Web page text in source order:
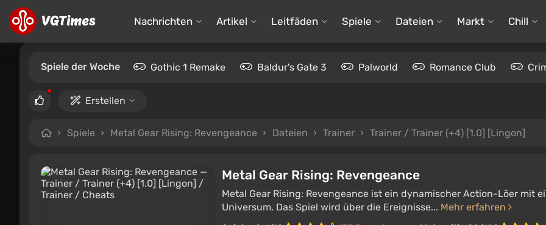
Nachrichten Artikel Leitfäden Spiele Dateien Markt Chill
Spiele der Woche Gothic 1 Remake Baldur's Gate 3 Palworld Romance Club
Erstellen
Spiele Metal Gear Rising: Revengeance Dateien Trainer Trainer / Trainer (+4) [1.0] [Lingon]
Metal Gear Rising: Revengeance
Metal Gear Rising: Revengeance ist ein dynamischer Action-Löer mit
Universum. Das Spiel wird über die Ereignisse... Mehr erfahren